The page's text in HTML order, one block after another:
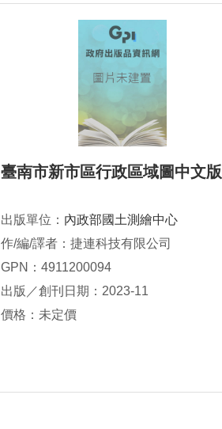
臺南市新市區行政區域圖中文版
出版單位： 內政部國土測繪中心
作/編/譯者：捷連科技有限公司
GPN：4911200094
出版／創刊日期：2023-11
價格：未定價